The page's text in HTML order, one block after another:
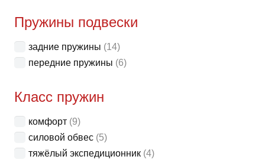
Пружины подвески
задние пружины (14)
передние пружины (6)
Класс пружин
комфорт (9)
силовой обвес (5)
тяжёлый экспедиционник (4)